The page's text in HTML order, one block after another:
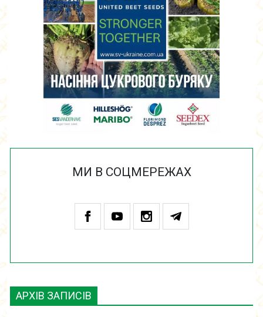
МИ В СОЦМЕРЕЖАХ
АРХІВ ЗАПИСІВ